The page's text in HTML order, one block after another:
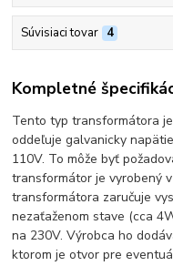
Súvisiaci tovar 4
Kompletné
Tento typ transformátora
oddeľuje galvanicky
110V. To môže byť
transformátor je vyrobený
transformátora zaručuje
nezaťaženom stave (cca
na 230V. Výrobca ho
ktorom je otvor pre